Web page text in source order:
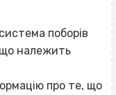
поборів
що належить
про те, що